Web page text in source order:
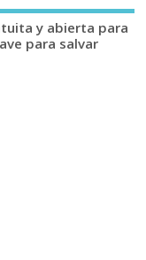
y abierta para
para salvar